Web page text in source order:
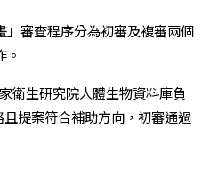
審查程序分為初審及複審兩個
衛生研究院人體生物資料庫負
提案符合補助方向，初審通過